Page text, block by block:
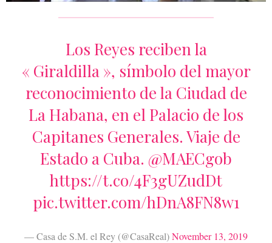
Los Reyes reciben la
« Giraldilla », símbolo del mayor
reconocimiento de la Ciudad de
La Habana, en el Palacio de los
Capitanes Generales. Viaje de
Estado a Cuba. @MAECgob
https://t.co/4F3gUZudDt
pic.twitter.com/hDnA8FN8w1
— Casa de S.M. el Rey (@CasaReal)November 13, 2019